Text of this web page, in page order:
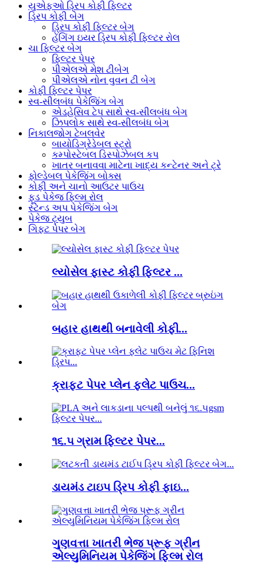
યુએફઓ ડ્રિપ કોફી ફિલ્ટર
ડ્રિપ કોફી બેગ
ડ્રિપ કોફી ફિલ્ટર બેગ
હેંગિંગ ઇયર ડ્રિપ કોફી ફિલ્ટર રોલ
ચા ફિલ્ટર બેગ
ફિલ્ટર પેપર
પીએલએ મેશ ટીબેગ
પીએલએ નોન વુવન ટી બેગ
કોફી ફિલ્ટર પેપર
સ્વ-સીલબંધ પેકેજિંગ બેગ
એડહેસિવ ટેપ સાથે સ્વ-સીલબંધ બેગ
ઝિપલોક સાથે સ્વ-સીલબંધ બેગ
નિકાલજોગ ટેબલવેર
બાયોડિગ્રેડેબલ સ્ટ્રો
કમ્પોસ્ટેબલ ડિસ્પોઝેબલ કપ
ખાતર બનાવવા માટેના ખાદ્ય કન્ટેનર અને ટ્રે
ફોલ્ડેબલ પેકેજિંગ બોક્સ
કોફી અને ચાનો આઉટર પાઉચ
ફૂડ પેકેજ ફિલ્મ રોલ
સ્ટેન્ડ અપ પેકેજિંગ બેગ
પેકેજ ટ્યુબ
ગિફ્ટ પેપર બેગ
લ્યોસેલ ફાસ્ટ કોફી ફિલ્ટર ...
બહાર હાથથી બનાવેલી કોફી...
ક્રાફ્ટ પેપર પ્લેન ફ્લેટ પાઉચ...
૧૬.૫ ગ્રામ ફિલ્ટર પેપર...
ડાયમંડ ટાઇપ ડ્રિપ કોફી ફાઇ...
ગુણવત્તા ખાતરી ભેજ પ્રૂફ ગ્રીન
એલ્યુમિનિયમ પેકેજિંગ ફિલ્મ રોલ